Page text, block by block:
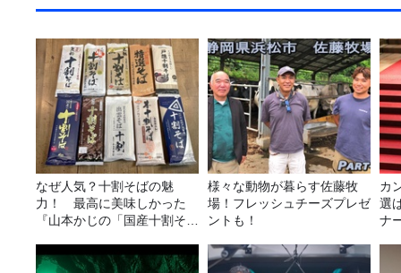
なぜ人気？十割そばの魅
力！ 最高に美味しかった
『山本かじの「国産十割そ
種食べ比べ】
様々な動物が暮らす佐藤牧
場！フレッシュチーズプレゼ
ントも！
カ
選
ナ